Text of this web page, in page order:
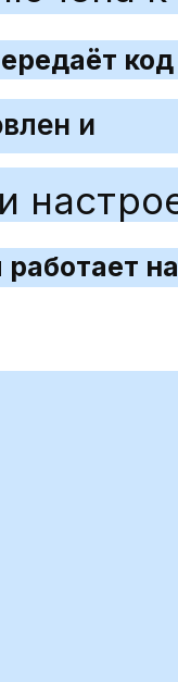
код
и